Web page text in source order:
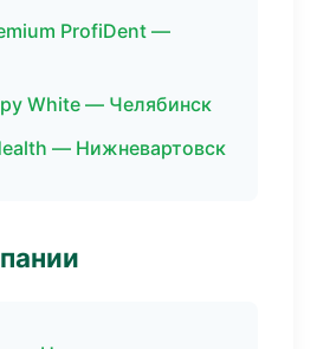
ProfiDent —
White — Челябинск
— Нижневартовск